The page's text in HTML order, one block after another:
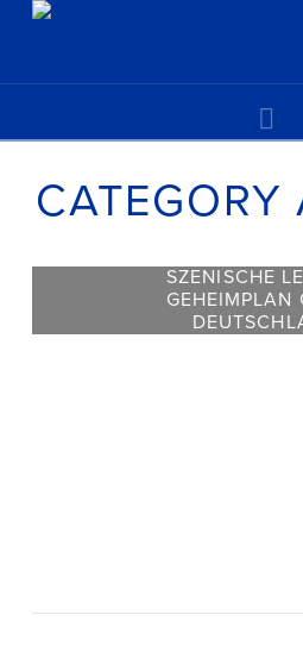
CATEGORY
SZENISCHE
GEHEIMPLAN